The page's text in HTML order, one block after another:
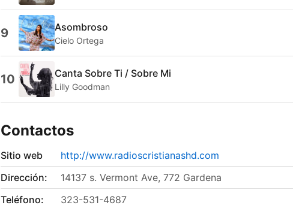
9 Asombroso
Cielo Ortega
10 Canta Sobre Ti / Sobre Mi
Lilly Goodman
Contactos
Sitio web
http://www.radioscristianashd.com
Dirección:
14137 s. Vermont Ave, 772 Gardena
Teléfono:
323-531-4687